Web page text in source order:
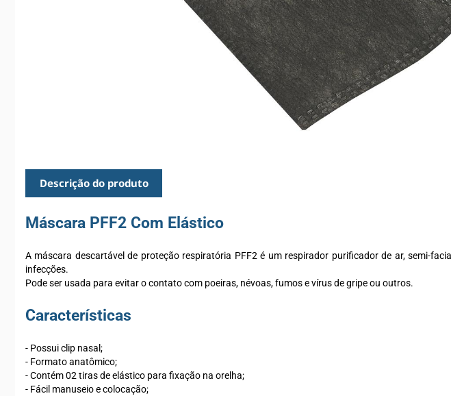
Descrição do produto
Máscara PFF2 Com Elástico
A máscara descartável de proteção respiratória PFF2 é um respirador purificador de ar, semi-
infecções.
Pode ser usada para evitar o contato com poeiras, névoas, fumos e vírus de gripe ou outros.
Características
- Possui clip nasal;
- Formato anatômico;
- Contém 02 tiras de elástico para fixação na orelha;
- Fácil manuseio e colocação;